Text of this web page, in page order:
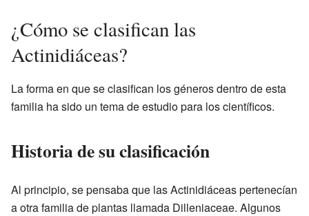
¿Cómo se clasifican las
Actinidiáceas?
La forma en que se clasifican los géneros dentro de esta
familia ha sido un tema de estudio para los científicos.
Historia de su clasificación
Al principio, se pensaba que las Actinidiáceas pertenecían
a otra familia de plantas llamada Dilleniaceae. Algunos